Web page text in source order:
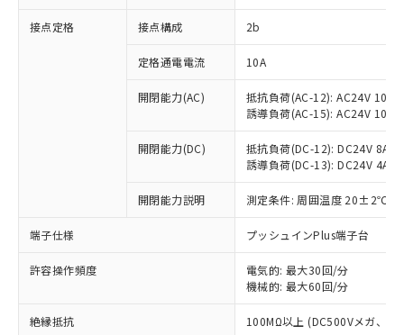
接点定格 接点構成 2b
定格通電電流 10A
開閉能力(AC)
抵抗負荷(AC-12): AC24V 10A/
誘導負荷(AC-15): AC24V
開閉能力(DC)
抵抗負荷(DC-12): DC24V 8A/
誘導負荷(DC-13): DC24V 4A/
開閉能力説明 測定条件: 周囲温度 20±2℃、
端子仕様 プッシュインPlus端子台
許容操作頻度
電気的: 最大30回/分
機械的: 最大60回/分
絶縁抵抗 100MΩ以上 (DC500Vメガ、点
ご利用条件
以下の条件をお読みいただき、同意のうえ
ご利用ください。
商品の当社在庫状況および標準価格
(税抜)を提供させていただくもので
当社制御機器事業取扱商品の中には、
本サービスの対象外となる商品もある
ことをご了承ください。
在庫状況および標準価格照会結果は、
記載している更新日時点での社内デー
タに基づき作成されるものであり、閲
覧された時点での実際の在庫および標
対応予定：EU RoHS指令（10物質）の非含
有に対応した製品に切り替える予定のある
対応予定なし：EU RoHS指令（10物質）の
非含有に非対応の商品で、対応品を出す予
調査・確認中：EU RoHS指令（10物質）の
非含有の対応状況を調査中または確認中の
非該当品：ライセンス料など無形物で、有
害物質有無と関係のない商品です。
仕入先様の事情により、非含有部品として
いたものが、含有品と判明した場合などや
むを得ず変更することがあります。
ミウム(Cd) 100ppm以下、
※1 中国RoHS○×表
「○」：最大均質材料含有率が中国RoHSの
基準値以下であることを示します。
「×」：最大均質材料含有率が中国RoHSの
基準値を超えていることを示します。
「－」：未確認です。当社販売部門へお問
い合わせください。
*中国RoHS10物質の基準値 (GB/T26572)：
Pb(鉛) :1000ppm、 Hg(水銀) : 1000ppm、 Cd(カドミウ
当社は、これら貴社製品のうち、外国
為替および外国貿易法に定める商品
（以下｢規制貨物等」という）を輸出
または国外への提供する場合は、日本
国政府の輸出許可(または役務取引許